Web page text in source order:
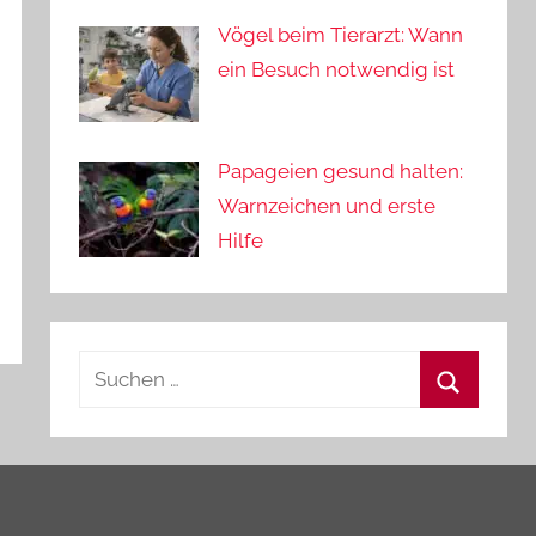
Vögel beim Tierarzt: Wann
ein Besuch notwendig ist
Papageien gesund halten:
Warnzeichen und erste
Hilfe
Suchen